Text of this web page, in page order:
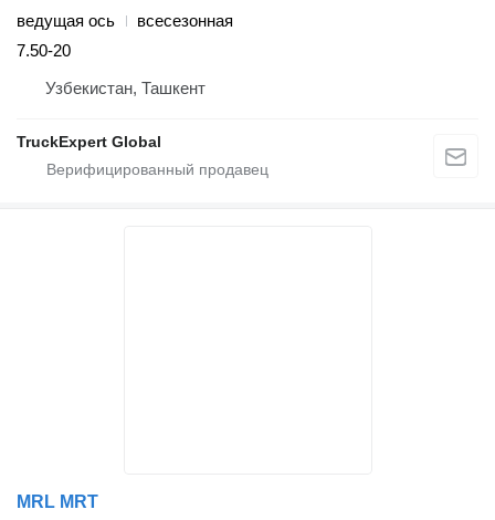
ведущая ось
всесезонная
7.50-20
Узбекистан, Ташкент
TruckExpert Global
MRL MRT